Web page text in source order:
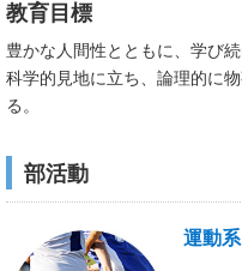
教育目標
豊かな人間性とともに、学び
科学的見地に立ち、論理的に
る。
部活動
運動